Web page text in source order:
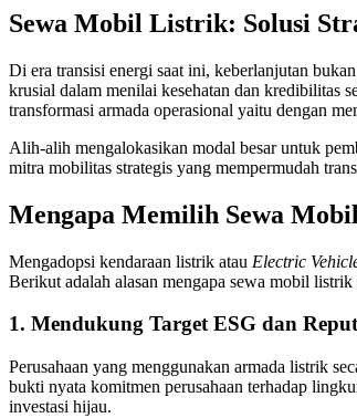
Sewa Mobil Listrik: Solusi
Di era transisi energi saat ini, keberlanjutan
krusial dalam menilai kesehatan dan kredibilitas
transformasi armada operasional yaitu dengan
Alih-alih mengalokasikan modal besar untuk
mitra mobilitas strategis yang mempermudah
Mengapa Memilih Sewa
Mengadopsi kendaraan listrik atau Electric
Berikut adalah alasan mengapa sewa mobil
1. Mendukung Target ESG dan
Perusahaan yang menggunakan armada listrik
bukti nyata komitmen perusahaan terhadap
investasi hijau.